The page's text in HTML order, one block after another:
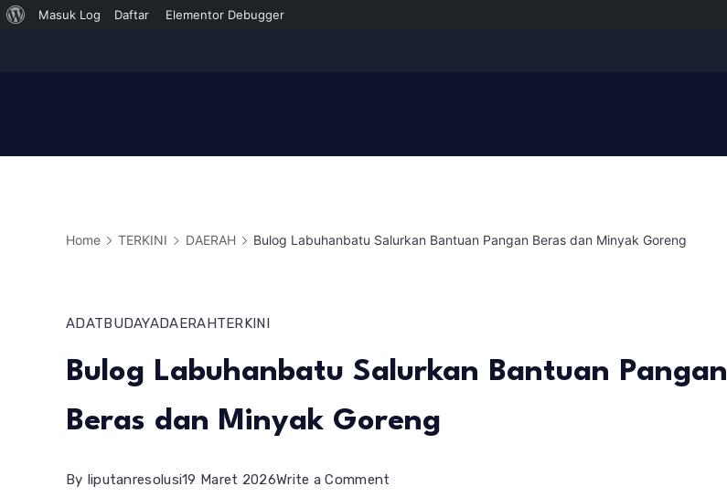
Tentang
Masuk Log Daftar Elementor Debugger
Home TERKINI DAERAH Bulog Labuhanbatu Salurkan Bantuan Pangan Beras dan Minyak Goreng
ADATBUDAYADAERAHTERKINI
Bulog Labuhanbatu Salurkan Bantuan Pangan
Beras dan Minyak Goreng
By liputanresolusi19 Maret 2026Write a Comment